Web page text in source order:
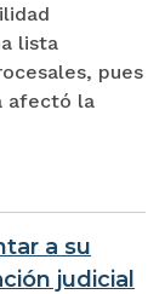
lista
pues
afectó la
a su
judicial